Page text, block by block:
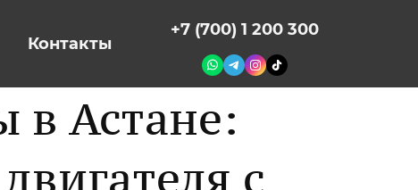
Контакты
+7 (700) 1 200 300
в Астане:
с